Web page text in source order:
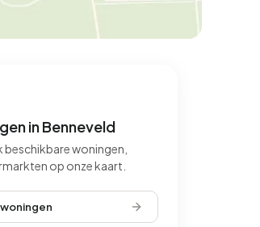
in Benneveld
beschikbare woningen,
op onze kaart.